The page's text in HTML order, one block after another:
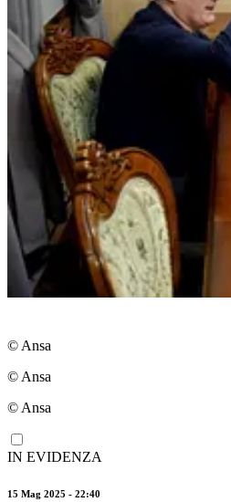
© Ansa
© Ansa
© Ansa
IN EVIDENZA
15 Mag 2025 - 22:40